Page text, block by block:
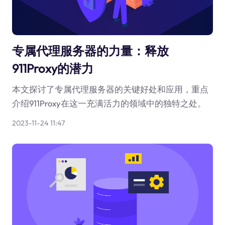
专属代理服务器的力量：释放
911Proxy的潜力
本文探讨了专属代理服务器的关键好处和应用，重点
介绍911Proxy在这一充满活力的领域中的独特之处。
2023-11-24 11:47